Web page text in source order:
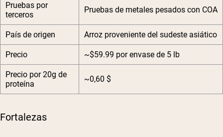
Pruebas por
terceros
Pruebas de metales pesados con COA
País de origen Arroz proveniente del sudeste asiático
Precio ~$59.99 por envase de 5 lb
Precio por 20g de
proteína
~0,60 $
Fortalezas